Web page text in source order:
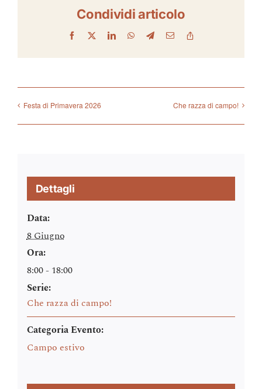
Condividi articolo
Facebook LinkedInWhatsAppTelegramEmail
Festa di Primavera 2026 Che razza di campo!
Dettagli
Data:
8 Giugno
Ora:
8:00 - 18:00
Serie:
Che razza di campo!
Categoria Evento:
Campo estivo